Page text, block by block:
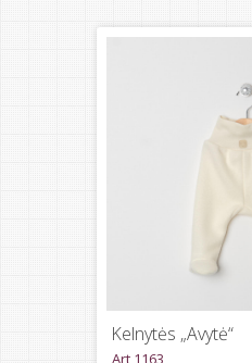
Kelnytės „Avytė“
Art 1163